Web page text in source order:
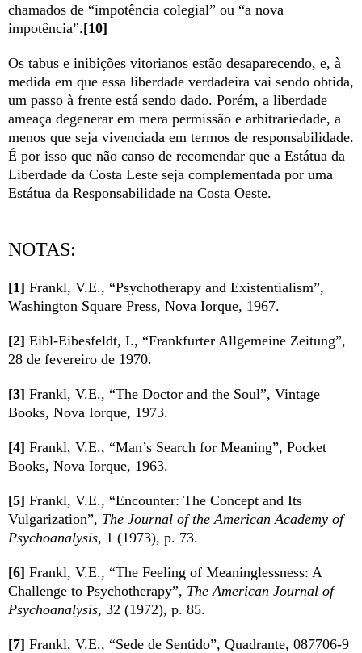
chamados de “impotência colegial” ou “a nova
impotência”.[10]
Os tabus e inibições vitorianos estão desaparecendo, e, à
medida em que essa liberdade verdadeira vai sendo obtida,
um passo à frente está sendo dado. Porém, a liberdade
ameaça degenerar em mera permissão e arbitrariedade, a
menos que seja vivenciada em termos de responsabilidade.
É por isso que não canso de recomendar que a Estátua da
Liberdade da Costa Leste seja complementada por uma
Estátua da Responsabilidade na Costa Oeste.
NOTAS:
[1] Frankl, V.E., “Psychotherapy and Existentialism”,
Washington Square Press, Nova Iorque, 1967.
[2] Eibl-Eibesfeldt, I., “Frankfurter Allgemeine Zeitung”,
28 de fevereiro de 1970.
[3] Frankl, V.E., “The Doctor and the Soul”, Vintage
Books, Nova Iorque, 1973.
[4] Frankl, V.E., “Man’s Search for Meaning”, Pocket
Books, Nova Iorque, 1963.
[5] Frankl, V.E., “Encounter: The Concept and Its
Vulgarization”, The Journal of the American Academy of
Psychoanalysis, 1 (1973), p. 73.
[6] Frankl, V.E., “The Feeling of Meaninglessness: A
Challenge to Psychotherapy”, The American Journal of
Psychoanalysis, 32 (1972), p. 85.
[7] Frankl, V.E., “Sede de Sentido”, Quadrante, 087706-9